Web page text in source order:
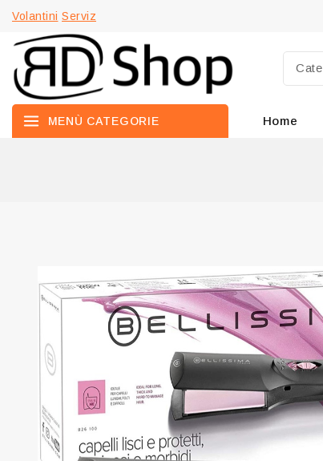
Volantini Serviz
MENÙ CATEGORIE Home